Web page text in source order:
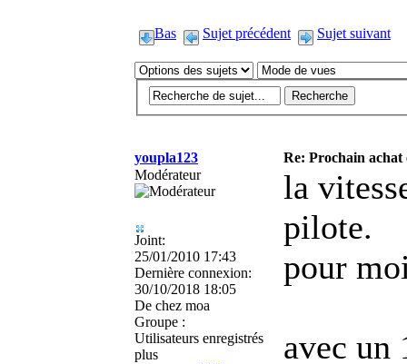
Bas Sujet précédent Sujet suivant
youpla123
Re: Prochain achat
Modérateur
Joint:
25/01/2010 17:43
Dernière connexion:
30/10/2018 18:05
De chez moa
Groupe :
Utilisateurs enregistrés
plus
la
pilote.
pour
avec un